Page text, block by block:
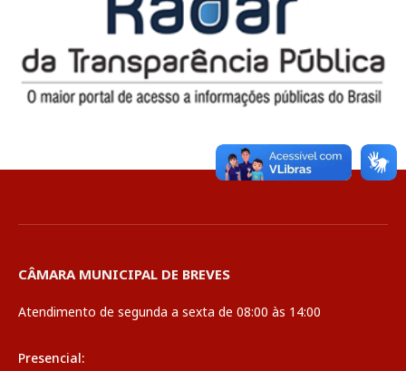
CÂMARA MUNICIPAL DE BREVES
Atendimento de segunda a sexta de 08:00 às 14:00
Presencial: